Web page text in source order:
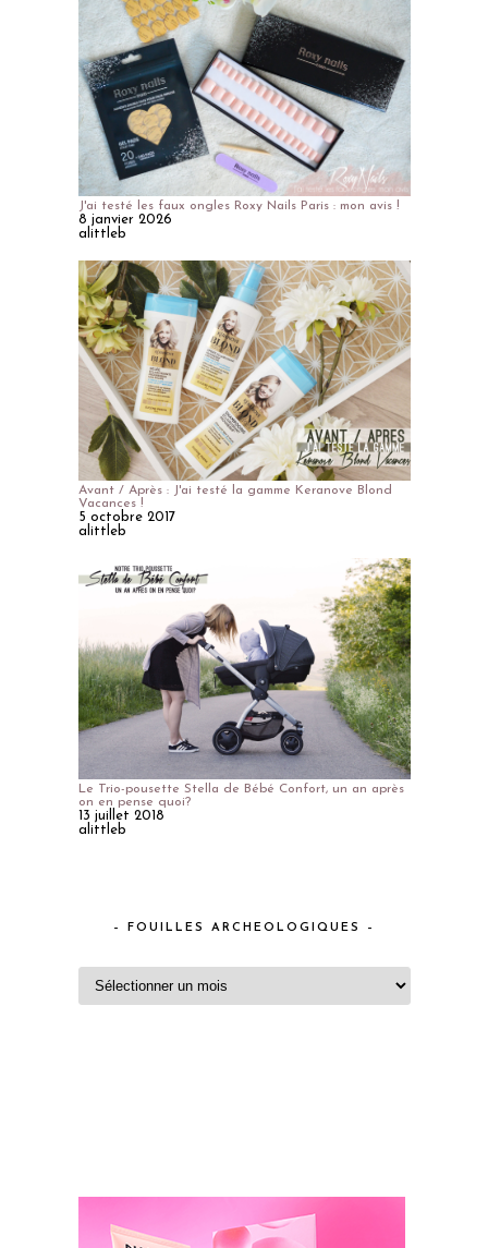
J'ai testé les faux ongles Roxy Nails Paris : mon avis !
8 janvier 2026
alittleb
Avant / Après : J'ai testé la gamme Keranove Blond
Vacances !
5 octobre 2017
alittleb
Le Trio-pousette Stella de Bébé Confort, un an après
on en pense quoi?
13 juillet 2018
alittleb
– FOUILLES ARCHEOLOGIQUES –